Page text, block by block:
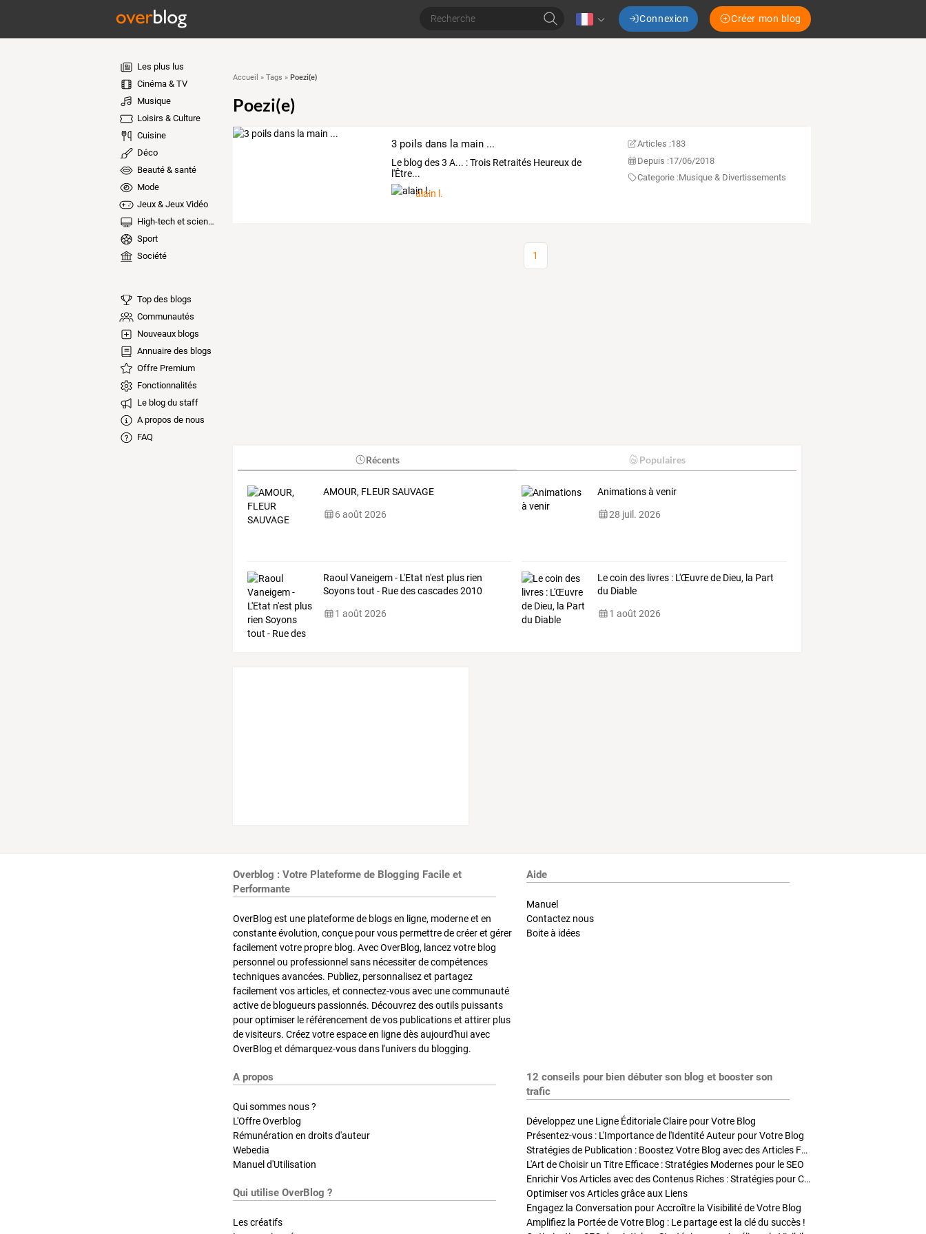
Connexion Créer mon blog
Les plus lus
Cinéma & TV
Musique
Loisirs & Culture
Cuisine
Déco
Beauté & santé
Mode
Jeux & Jeux Vidéo
High-tech et sciences
Sport
Société
Top des blogs
Communautés
Nouveaux blogs
Annuaire des blogs
Offre Premium
Fonctionnalités
Le blog du staff
A propos de nous
FAQ
Accueil » Tags » Poezi(e)
Poezi(e)
3 poils dans la main ...
Le blog des 3 A... : Trois Retraités Heureux de
l'Être...
alain l.
Articles :183
Depuis :17/06/2018
Categorie :Musique & Divertissements
1
Récents Populaires
AMOUR, FLEUR SAUVAGE
6 août 2026
Animations à venir
28 juil. 2026
Raoul Vaneigem - L'Etat n'est plus rien
Soyons tout - Rue des cascades 2010
1 août 2026
Le coin des livres : L'Œuvre de Dieu, la Part
du Diable
1 août 2026
Overblog : Votre Plateforme de Blogging Facile et
Performante
OverBlog est une plateforme de blogs en ligne, moderne et en
constante évolution, conçue pour vous permettre de créer et gérer
facilement votre propre blog. Avec OverBlog, lancez votre blog
personnel ou professionnel sans nécessiter de compétences
techniques avancées. Publiez, personnalisez et partagez
facilement vos articles, et connectez-vous avec une communauté
active de blogueurs passionnés. Découvrez des outils puissants
pour optimiser le référencement de vos publications et attirer plus
de visiteurs. Créez votre espace en ligne dès aujourd'hui avec
OverBlog et démarquez-vous dans l'univers du blogging.
Aide
Manuel
Contactez nous
Boite à idées
A propos
Qui sommes nous ?
L'Offre Overblog
Rémunération en droits d'auteur
Webedia
Manuel d'Utilisation
Qui utilise OverBlog ?
Les créatifs
12 conseils pour bien débuter son blog et booster son
trafic
Développez une Ligne Éditoriale Claire pour Votre Blog
Présentez-vous : L'Importance de l'Identité Auteur pour Votre Blog
Stratégies de Publication : Boostez Votre Blog avec des Articles Fréquents et Exclusifs
L'Art de Choisir un Titre Efficace : Stratégies Modernes pour le SEO
Enrichir Vos Articles avec des Contenus Riches : Stratégies pour Captiver et Optimiser
Optimiser vos Articles grâce aux Liens
Engagez la Conversation pour Accroître la Visibilité de Votre Blog
Amplifiez la Portée de Votre Blog : Le partage est la clé du succès !